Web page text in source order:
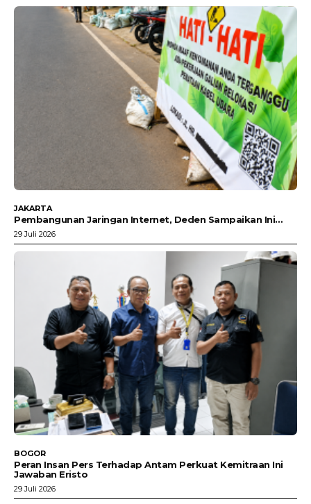
JAKARTA
Pembangunan Jaringan Internet, Deden Sampaikan Ini…
29 Juli 2026
BOGOR
Peran Insan Pers Terhadap Antam Perkuat Kemitraan Ini
Jawaban Eristo
29 Juli 2026